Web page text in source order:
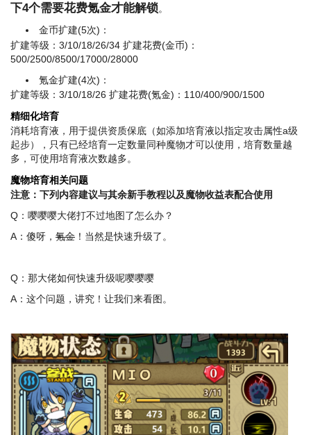
下4个需要花费氪金才能解锁。
金币扩建(5次)：
扩建等级：3/10/18/26/34 扩建花费(金币)：
500/2500/8500/17000/28000
氪金扩建(4次)：
扩建等级：3/10/18/26 扩建花费(氪金)：110/400/900/1500
精细化培育
消耗培育液，用于提供资质保底（如添加培育液以指定攻击属性a级
起步），只有已经培育一定数量同种魔物才可以使用，培育数量越
多，可使用培育液次数越多。
魔物培育相关问题
注意：下列内容建议与其余新手教程以及魔物收益表配合使用
Q：嘤嘤嘤大佬打不过地图了怎么办？
A：傻呀， 氪金 ！当然是快速升级了。
Q：那大佬如何快速升级呢嘤嘤嘤
A：这个问题，讲究！让我们来看图。